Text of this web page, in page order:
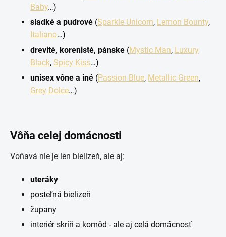
Baby…)
sladké a pudrové (Sparkle Unicorn, Lemon Bounty,
Italiano…)
drevité, korenisté, pánske (Mystic Man, Luxury
Black, Spicy Kiss…)
unisex vône a iné (Passion Blue, Metallic Green,
Grey Dolce…)
Vôňa celej domácnosti
Voňavá nie je len bielizeň, ale aj:
uteráky
posteľná bielizeň
župany
interiér skríň a komôd - ale aj celá domácnosť